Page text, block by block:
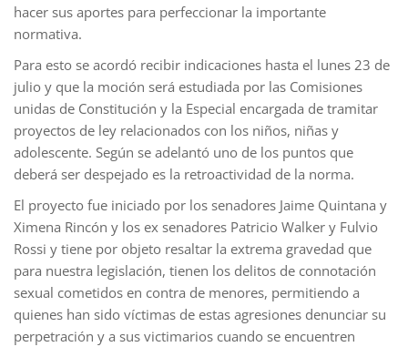
hacer sus aportes para perfeccionar la importante
normativa.
Para esto se acordó recibir indicaciones hasta el lunes 23 de
julio y que la moción será estudiada por las Comisiones
unidas de Constitución y la Especial encargada de tramitar
proyectos de ley relacionados con los niños, niñas y
adolescente. Según se adelantó uno de los puntos que
deberá ser despejado es la retroactividad de la norma.
El proyecto fue iniciado por los senadores Jaime Quintana y
Ximena Rincón y los ex senadores Patricio Walker y Fulvio
Rossi y tiene por objeto resaltar la extrema gravedad que
para nuestra legislación, tienen los delitos de connotación
sexual cometidos en contra de menores, permitiendo a
quienes han sido víctimas de estas agresiones denunciar su
perpetración y a sus victimarios cuando se encuentren